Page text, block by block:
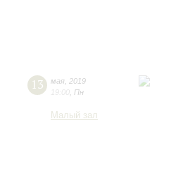
13 мая 2019
19:00 Пн
Малый зал